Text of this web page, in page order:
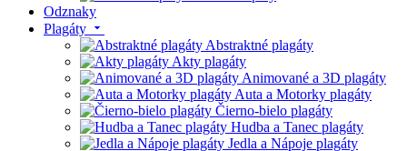
Odznaky
Plagáty
Abstraktné plagáty
Akty plagáty
Animované a 3D plagáty
Auta a Motorky plagáty
Čierno-bielo plagáty
Hudba a Tanec plagáty
Jedla a Nápoje plagáty